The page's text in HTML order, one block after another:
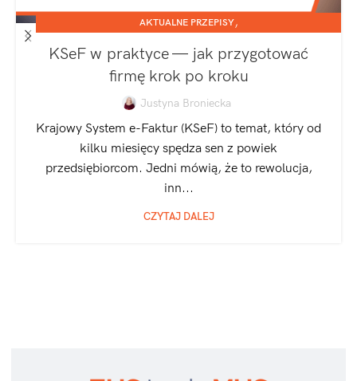
AKTUALNE PRZEPISY,
SPÓŁKA Z O.O.
KSeF w praktyce — jak przygotować
firmę krok po kroku
Justyna Broniecka
Krajowy System e-Faktur (KSeF) to temat, który od
kilku miesięcy spędza sen z powiek
przedsiębiorcom. Jedni mówią, że to rewolucja,
inn...
CZYTAJ DALEJ